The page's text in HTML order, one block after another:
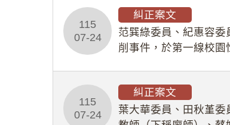
115
07-24
糾正案文
范巽綠委員、紀惠容委
削事件，於第一線校
115
07-24
糾正案文
葉大華委員、田秋堇